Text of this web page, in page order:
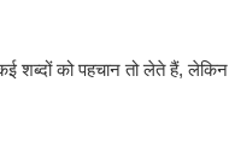
शब्दों को पहचान तो लेते हैं, लेकिन